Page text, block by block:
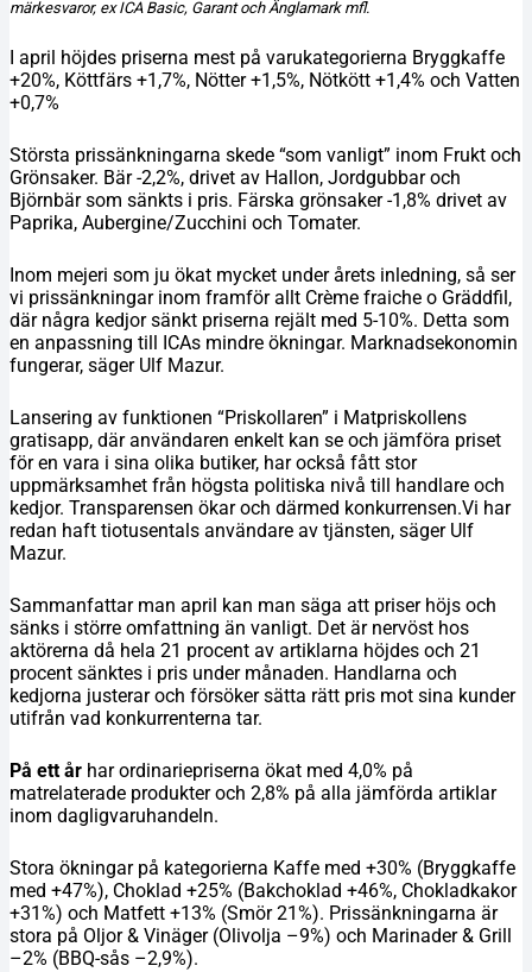
märkesvaror, ex ICA Basic, Garant och Änglamark mfl.
I april höjdes priserna mest på varukategorierna Bryggkaffe
+20%, Köttfärs +1,7%, Nötter +1,5%, Nötkött +1,4% och Vatten
+0,7%
Största prissänkningarna skede “som vanligt” inom Frukt och
Grönsaker. Bär -2,2%, drivet av Hallon, Jordgubbar och
Björnbär som sänkts i pris. Färska grönsaker -1,8% drivet av
Paprika, Aubergine/Zucchini och Tomater.
Inom mejeri som ju ökat mycket under årets inledning, så ser
vi prissänkningar inom framför allt Crème fraiche o Gräddfil,
där några kedjor sänkt priserna rejält med 5-10%. Detta som
en anpassning till ICAs mindre ökningar. Marknadsekonomin
fungerar, säger Ulf Mazur.
Lansering av funktionen “Priskollaren” i Matpriskollens
gratisapp, där användaren enkelt kan se och jämföra priset
för en vara i sina olika butiker, har också fått stor
uppmärksamhet från högsta politiska nivå till handlare och
kedjor. Transparensen ökar och därmed konkurrensen.Vi har
redan haft tiotusentals användare av tjänsten, säger Ulf
Mazur.
Sammanfattar man april kan man säga att priser höjs och
sänks i större omfattning än vanligt. Det är nervöst hos
aktörerna då hela 21 procent av artiklarna höjdes och 21
procent sänktes i pris under månaden. Handlarna och
kedjorna justerar och försöker sätta rätt pris mot sina kunder
utifrån vad konkurrenterna tar.
På ett år har ordinariepriserna ökat med 4,0% på
matrelaterade produkter och 2,8% på alla jämförda artiklar
inom dagligvaruhandeln.
Stora ökningar på kategorierna Kaffe med +30% (Bryggkaffe
med +47%), Choklad +25% (Bakchoklad +46%, Chokladkakor
+31%) och Matfett +13% (Smör 21%). Prissänkningarna är
stora på Oljor & Vinäger (Olivolja –9%) och Marinader & Grill
–2% (BBQ-sås –2,9%).